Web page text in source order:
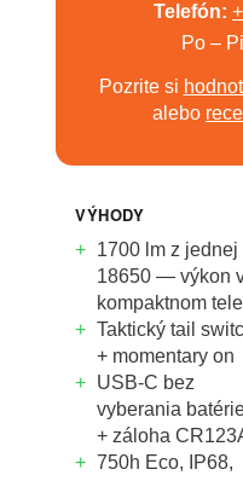
Telefón:
Po –
Pozrite si
alebo
VÝHODY
+ 1700 lm z jednej
18650 — výkon
kompaktnom tele
+ Taktický tail
+ momentary on
+ USB-C bez
vyberania
+ záloha
+ 750h Eco, IP68,